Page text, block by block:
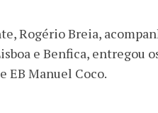
Rogério Breia,
e Benfica, entregou
EB Manuel Coco.